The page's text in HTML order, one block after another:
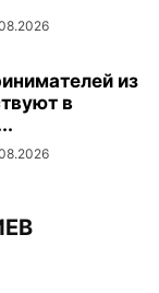
из
в